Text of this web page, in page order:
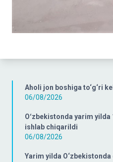
Aholi jon boshiga to‘g‘ri
06/08/2026
Oʻzbekistonda yarim
ishlab chiqarildi
06/08/2026
Yarim yilda